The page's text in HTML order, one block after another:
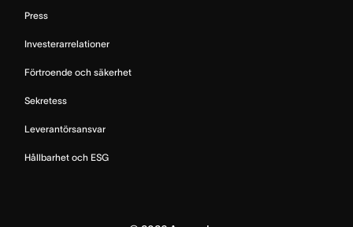
Press
Investerarrelationer
Förtroende och säkerhet
Sekretess
Leverantörsansvar
Hållbarhet och ESG